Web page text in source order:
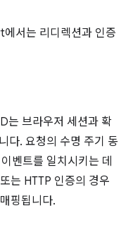
서는 리디렉션과 인증
는 브라우저 세션과 확
다. 요청의 수명 주기 동
벤트를 일치시키는 데
는 HTTP 인증의 경우
핑됩니다.